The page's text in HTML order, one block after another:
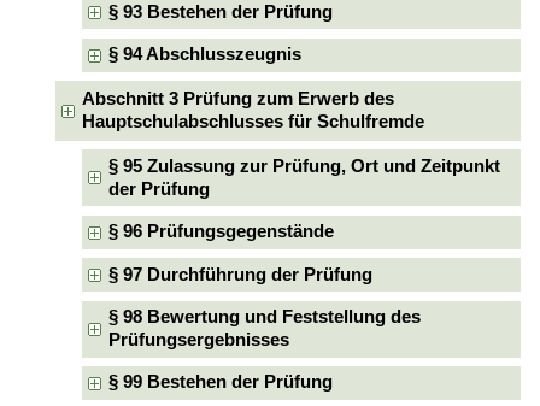
§ 93 Bestehen der Prüfung
§ 94 Abschlusszeugnis
Abschnitt 3 Prüfung zum Erwerb des
Hauptschulabschlusses für Schulfremde
§ 95 Zulassung zur Prüfung, Ort und Zeitpunkt
der Prüfung
§ 96 Prüfungsgegenstände
§ 97 Durchführung der Prüfung
§ 98 Bewertung und Feststellung des
Prüfungsergebnisses
§ 99 Bestehen der Prüfung